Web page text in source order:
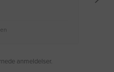
anmeldelser.